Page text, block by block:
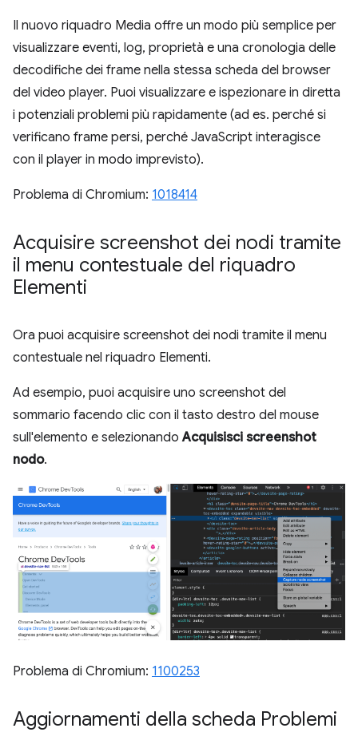
Il nuovo riquadro Media offre un modo più semplice per
visualizzare eventi, log, proprietà e una cronologia delle
decodifiche dei frame nella stessa scheda del browser
del video player. Puoi visualizzare e ispezionare in diretta
i potenziali problemi più rapidamente (ad es. perché si
verificano frame persi, perché JavaScript interagisce
con il player in modo imprevisto).
Problema di Chromium: 1018414
Acquisire screenshot dei nodi tramite
il menu contestuale del riquadro
Elementi
Ora puoi acquisire screenshot dei nodi tramite il menu
contestuale nel riquadro Elementi.
Ad esempio, puoi acquisire uno screenshot del
sommario facendo clic con il tasto destro del mouse
sull'elemento e selezionandoAcquisisci screenshot
nodo.
Problema di Chromium: 1100253
Aggiornamenti della scheda Problemi